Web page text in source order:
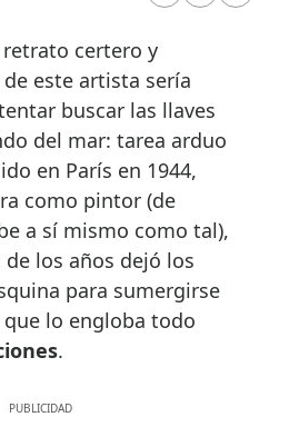
este artista sería
buscar las llaves
del mar: tarea arduo
en París en 1944,
como pintor (de
a sí mismo como tal),
los años dejó los
para sumergirse
lo engloba todo
.